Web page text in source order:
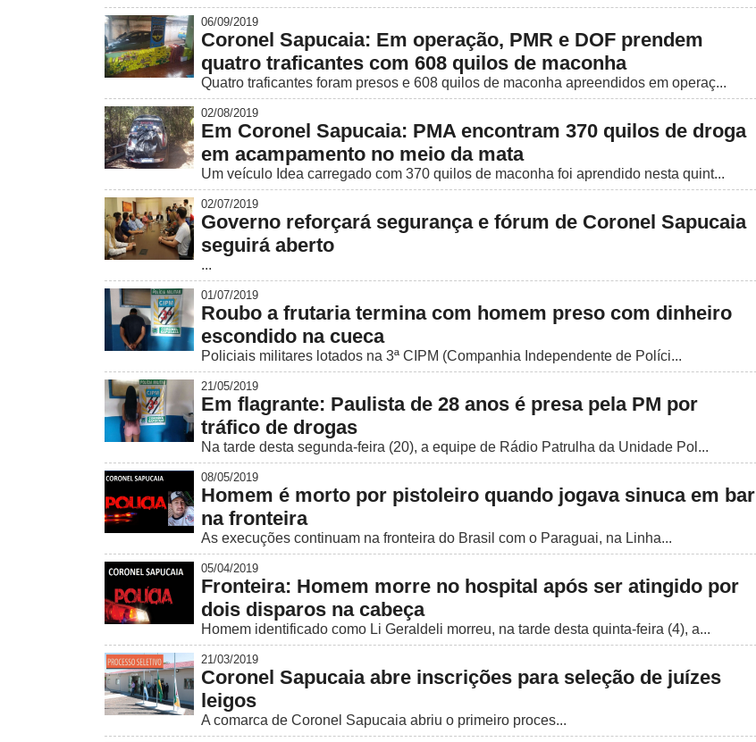
06/09/2019
Coronel Sapucaia: Em operação, PMR e DOF prendem
quatro traficantes com 608 quilos de maconha
Quatro traficantes foram presos e 608 quilos de maconha apreendidos em operaç...
02/08/2019
Em Coronel Sapucaia: PMA encontram 370 quilos de droga
em acampamento no meio da mata
Um veículo Idea carregado com 370 quilos de maconha foi aprendido nesta quint...
02/07/2019
Governo reforçará segurança e fórum de Coronel Sapucaia
seguirá aberto
...
01/07/2019
Roubo a frutaria termina com homem preso com dinheiro
escondido na cueca
Policiais militares lotados na 3ª CIPM (Companhia Independente de Políci...
21/05/2019
Em flagrante: Paulista de 28 anos é presa pela PM por
tráfico de drogas
Na tarde desta segunda-feira (20), a equipe de Rádio Patrulha da Unidade Pol...
08/05/2019
Homem é morto por pistoleiro quando jogava sinuca em bar
na fronteira
As execuções continuam na fronteira do Brasil com o Paraguai, na Linha...
05/04/2019
Fronteira: Homem morre no hospital após ser atingido por
dois disparos na cabeça
Homem identificado como Li Geraldeli morreu, na tarde desta quinta-feira (4), a...
21/03/2019
Coronel Sapucaia abre inscrições para seleção de juízes
leigos
A comarca de Coronel Sapucaia abriu o primeiro proces...